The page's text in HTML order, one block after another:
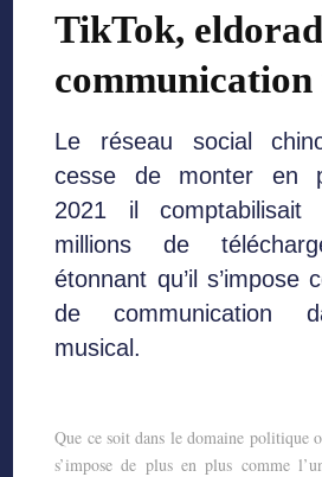
TikTok,
communication
Le réseau social
cesse de monter en
2021 il comptabilisait
millions de
étonnant qu’il s’impose
decommunication
musical.
Que ce soit dans le domaine politique
s’impose de plus en plus comme